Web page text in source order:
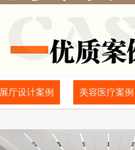
展厅设计案例 美容医疗案例